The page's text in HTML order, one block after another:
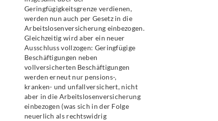
Geringfügigkeitsgrenze verdienen,
werden nun auch per Gesetz in die
Arbeitslosenversicherung einbezogen.
Gleichzeitig wird aber ein neuer
Ausschluss vollzogen: Geringfügige
Beschäftigungen neben
vollversicherten Beschäftigungen
werden erneut nur pensions-,
kranken- und unfallversichert, nicht
aber in die Arbeitslosenversicherung
einbezogen (was sich in der Folge
neuerlich als rechtswidrig